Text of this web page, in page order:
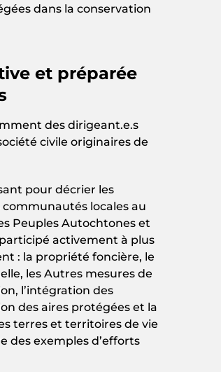
dans la conservation
et préparée
des dirigeant.e.s
civile originaires de
pour décrier les
locales au
Peuples Autochtones et
activement à plus
: la propriété foncière, le
les Autres mesures de
l’intégration des
des aires protégées et la
terres et territoires de vie
des exemples d’efforts